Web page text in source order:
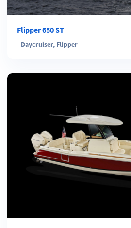
Flipper 650 ST
- Daycruiser, Flipper